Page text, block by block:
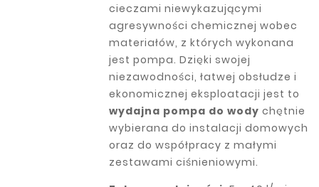
cieczami niewykazującymi
agresywności chemicznej wobec
materiałów, z których wykonana
jest pompa. Dzięki swojej
niezawodności, łatwej obsłudze i
ekonomicznej eksploatacji jest to
wydajna pompa do wody chętnie
wybierana do instalacji domowych
oraz do współpracy z małymi
zestawami ciśnieniowymi.